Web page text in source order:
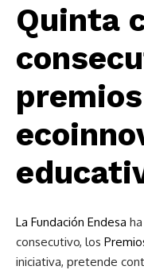
Quinta
La Fundación Endesa
consecutivo, los
iniciativa, pretende